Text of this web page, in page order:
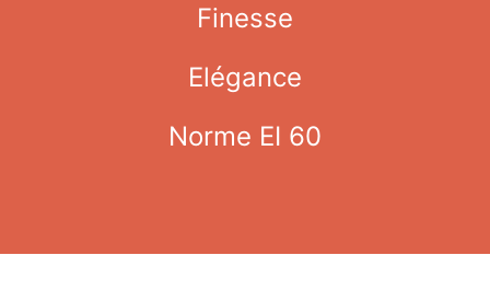
Finesse
Elégance
Norme EI 60